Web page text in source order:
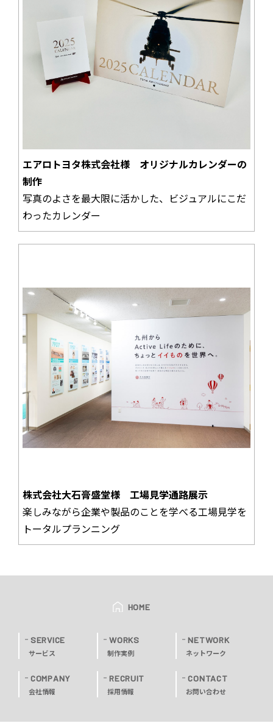
エアロトヨタ株式会社様 オリジナルカレンダーの
制作
写真のよさを最大限に活かした、ビジュアルにこだ
わったカレンダー
株式会社大石膏盛堂様 工場見学通路展示
楽しみながら企業や製品のことを学べる工場見学を
トータルプランニング
HOME
SERVICE
サービス
WORKS
制作実例
NETWORK
ネットワーク
COMPANY
会社情報
RECRUIT
採用情報
CONTACT
お問い合わせ